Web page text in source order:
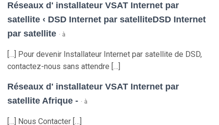
Réseaux d' installateur VSAT Internet par
satellite ‹ DSD Internet par satelliteDSD Internet
par satellite · à
[…] Pour devenir Installateur Internet par satellite de DSD,
contactez-nous sans attendre […]
Réseaux d' installateur VSAT Internet par
satellite Afrique - · à
[…] Nous Contacter […]